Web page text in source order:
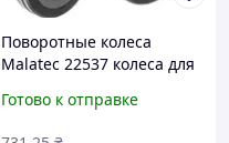
Поворотные колеса
Malatec 22537 колеса для
мм
Готово к отправке